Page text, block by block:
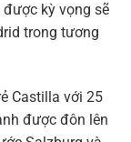
kỳ vọng sẽ
trong tương
Castilla với 25
được đôn lên